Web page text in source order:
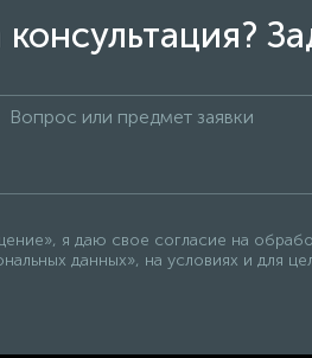
я даю свое согласие на
данных», на условиях и для